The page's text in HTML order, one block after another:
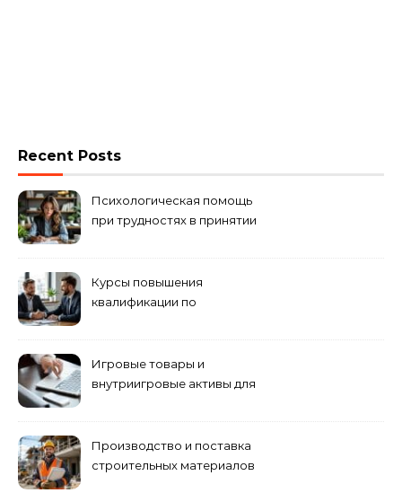
Recent Posts
Психологическая помощь
при трудностях в принятии
Курсы повышения
квалификации по
Игровые товары и
внутриигровые активы для
приобретения
Производство и поставка
строительных материалов